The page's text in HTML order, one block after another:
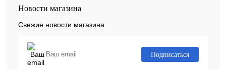
Новости магазина
Свежие новости магазина
Подписаться